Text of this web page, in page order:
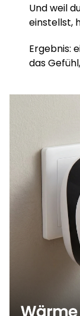
Und weil
einstellst,
Ergebnis:
das